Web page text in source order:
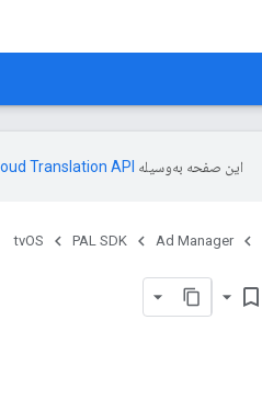
این صفحه به‌وسیله
Ad Manager
PAL SDK
tvOS
bookmark_border